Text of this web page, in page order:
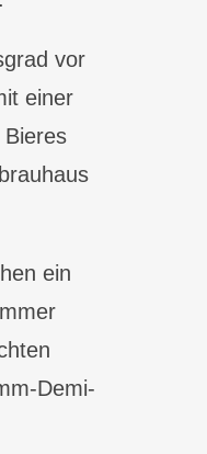
vor
einer
ein
Demi-